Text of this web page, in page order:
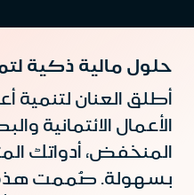
حلول مالية ذكية
أطلق العنان لتنمية
الأعمال الائتمانية
المنخفض، أدواتك
بسهولة. صُممت هذه